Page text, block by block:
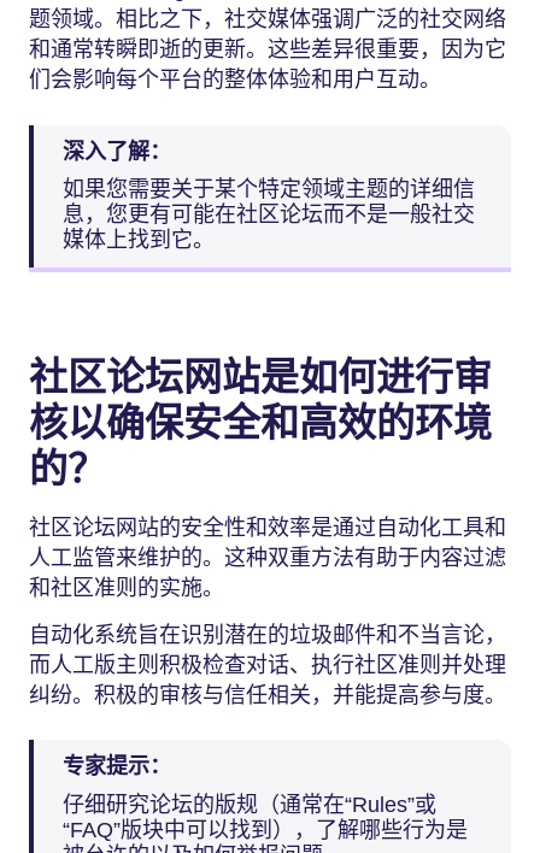
题领域。相比之下，社交媒体强调广泛的社交网络
和通常转瞬即逝的更新。这些差异很重要，因为它
们会影响每个平台的整体体验和用户互动。
深入了解：
如果您需要关于某个特定领域主题的详细信
息，您更有可能在社区论坛而不是一般社交
媒体上找到它。
社区论坛网站是如何进行审
核以确保安全和高效的环境
的？
社区论坛网站的安全性和效率是通过自动化工具和
人工监管来维护的。这种双重方法有助于内容过滤
和社区准则的实施。
自动化系统旨在识别潜在的垃圾邮件和不当言论，
而人工版主则积极检查对话、执行社区准则并处理
纠纷。积极的审核与信任相关，并能提高参与度。
专家提示：
仔细研究论坛的版规（通常在“Rules”或
“FAQ”版块中可以找到），了解哪些行为是